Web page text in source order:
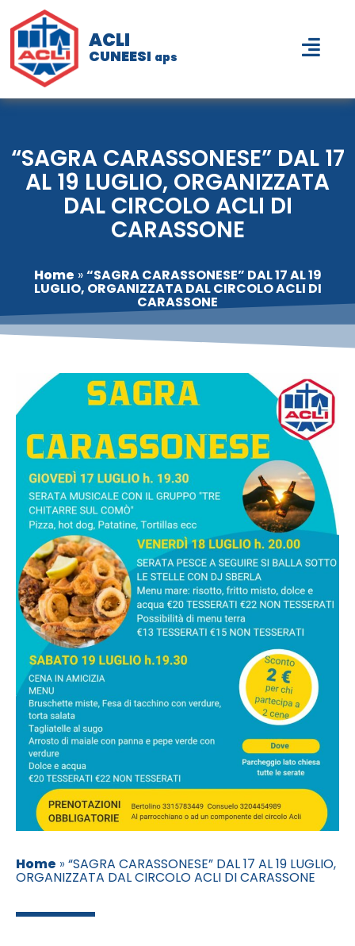
ACLI
CUNEESI aps
“SAGRA CARASSONESE” DAL 17
AL 19 LUGLIO, ORGANIZZATA
DAL CIRCOLO ACLI DI
CARASSONE
Home »“SAGRA CARASSONESE” DAL 17 AL 19
LUGLIO, ORGANIZZATA DAL CIRCOLO ACLI DI
CARASSONE
Home » “SAGRA CARASSONESE” DAL 17 AL 19 LUGLIO,
ORGANIZZATA DAL CIRCOLO ACLI DI CARASSONE